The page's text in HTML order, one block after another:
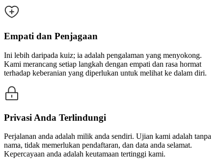
Empati dan Penjagaan
Ini lebih daripada kuiz; ia adalah pengalaman yang menyokong.
Kami merancang setiap langkah dengan empati dan rasa hormat
terhadap keberanian yang diperlukan untuk melihat ke dalam diri.
Privasi Anda Terlindungi
Perjalanan anda adalah milik anda sendiri. Ujian kami adalah tanpa
nama, tidak memerlukan pendaftaran, dan data anda selamat.
Kepercayaan anda adalah keutamaan tertinggi kami.